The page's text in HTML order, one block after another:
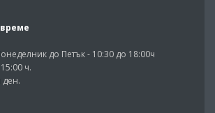
до Петък - 10:30 до 18:00ч
ч.
ден.